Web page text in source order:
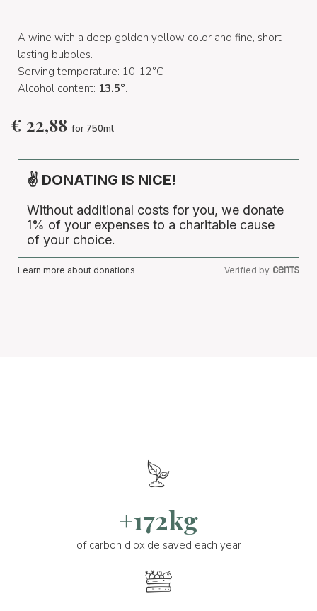
A wine with a deep golden yellow color and fine, short-
lasting bubbles.
Serving temperature: 10-12°C
Alcohol content: 13.5°.
€ 22,88 for 750ml
✌ DONATING IS NICE!
Without additional costs for you, we donate
1% of your expenses to a charitable cause
of your choice.
Learn more about donations Verified by
+172kg
of carbon dioxide saved each year